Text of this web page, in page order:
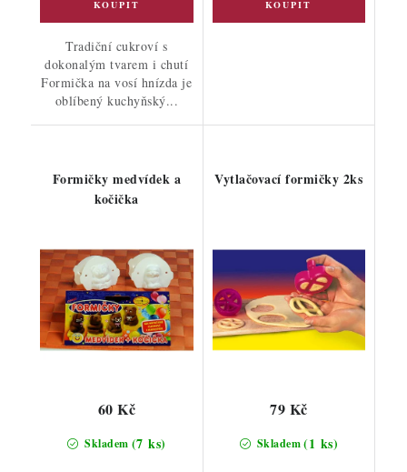
Tradiční cukroví s
dokonalým tvarem i chutí
Formička na vosí hnízda je
oblíbený kuchyňský...
Formičky medvídek a
kočička
Skladem (7 ks)
60 Kč
Vytlačovací formičky 2ks
Skladem(1 ks)
79 Kč